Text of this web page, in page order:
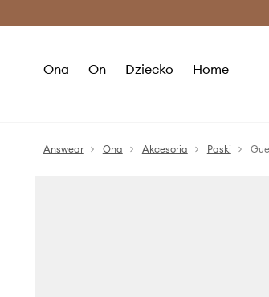
Ona On Dziecko Home
Answear Ona Akcesoria Paski